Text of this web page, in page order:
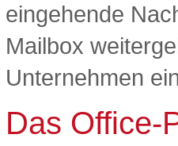
eingehende
Mailbox
Unternehmen
Das Office-